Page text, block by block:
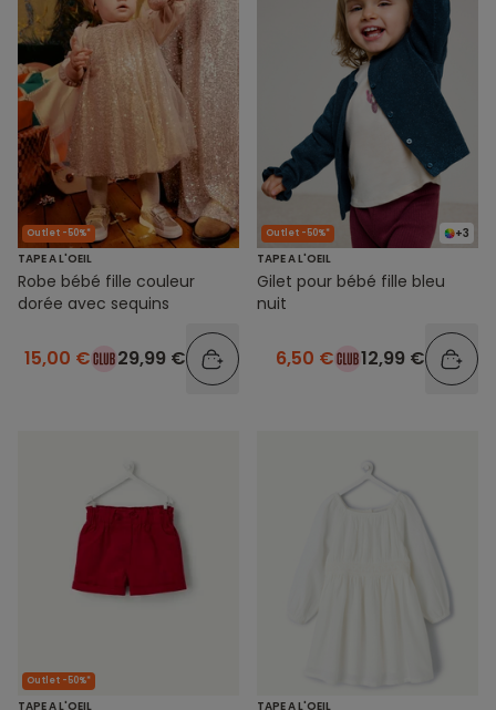
Outlet -50%*
TAPE A L'OEIL
Robe bébé fille couleur
dorée avec sequins
15,00 € 29,99 €
+3
Outlet -50%*
TAPE A L'OEIL
Gilet pour bébé fille bleu
nuit
6,50 € 12,99 €
Outlet -50%*
TAPE A L'OEIL TAPE A L'OEIL